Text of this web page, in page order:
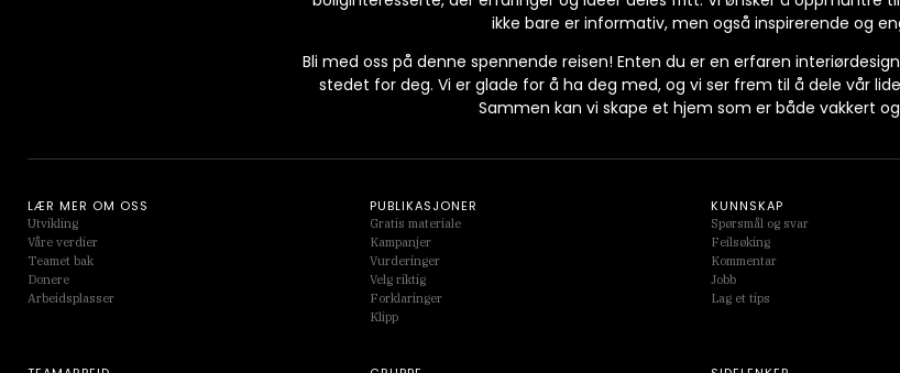
ikke bare er informativ, men også inspirerende og
Bli med oss på denne spennende reisen! Enten du er en erfaren
stedet for deg. Vi er glade for å ha deg med, og vi ser frem til å dele vår
Sammen kan vi skape et hjem som er både vakkert
LÆR MER OM OSS
Utvikling
Våre verdier
Teamet bak
Donere
Arbeidsplasser
PUBLIKASJONER
Gratis materiale
Kampanjer
Vurderinger
Velg riktig
Forklaringer
Klipp
KUNNSKAP
Spørsmål og svar
Feilsøking
Kommentar
Jobb
Lag et tips